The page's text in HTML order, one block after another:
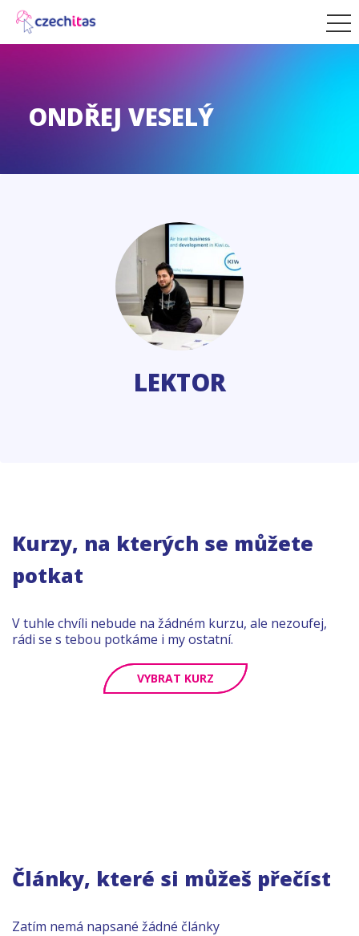
ONDŘEJ VESELÝ
LEKTOR
Kurzy, na kterých se můžete
potkat
V tuhle chvíli nebude na žádném kurzu, ale nezoufej,
rádi se s tebou potkáme i my ostatní.
VYBRAT KURZ
Články, které si můžeš přečíst
Zatím nemá napsané žádné články